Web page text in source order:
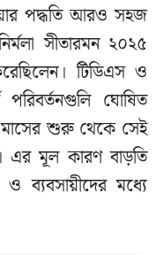
পদ্ধতি আরও সহজ
সীতারমন ২০২৫
টিডিএস ও
ঘোষিত
শুরু থেকে সেই
এর মূল কারণ বাড়তি
ব্যবসায়ীদের মধ্যে